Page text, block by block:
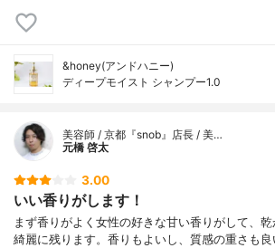
&honey(アンドハニー)
ディープモイスト シャンプー1.0
美容師 / 京都『snob』店長 / 美…
元橋 啓太
3.00
いい香りがします！
まず香りがよく女性の好きな甘い香りがして、
綺麗に残ります。香りもよいし、質感の重さも